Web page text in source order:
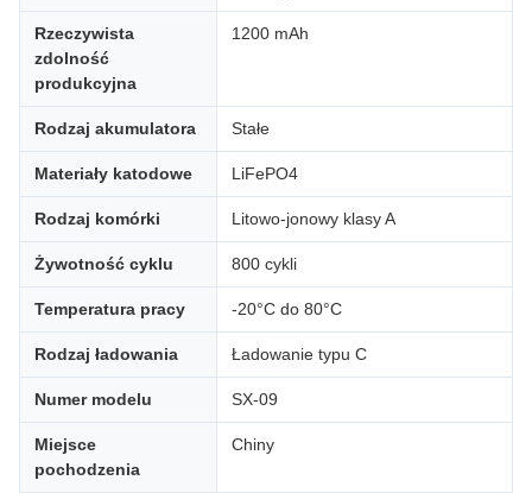
Rzeczywista
zdolność
produkcyjna
1200 mAh
Rodzaj akumulatora Stałe
Materiały katodowe LiFePO4
Rodzaj komórki Litowo-jonowy klasy A
Żywotność cyklu 800 cykli
Temperatura pracy -20°C do 80°C
Rodzaj ładowania Ładowanie typu C
Numer modelu SX-09
Miejsce
pochodzenia
Chiny